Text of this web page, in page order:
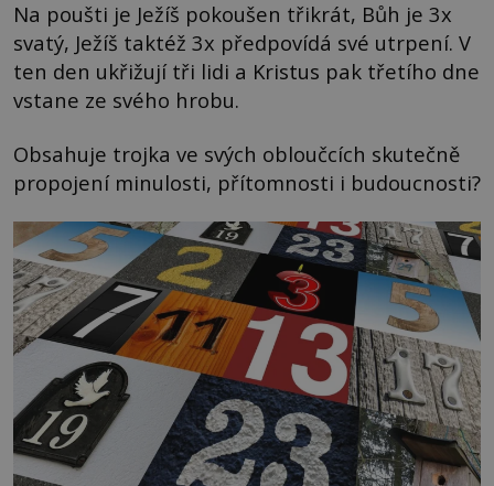
Na poušti je Ježíš pokoušen třikrát, Bůh je 3x
svatý, Ježíš taktéž 3x předpovídá své utrpení. V
ten den ukřižují tři lidi a Kristus pak třetího dne
vstane ze svého hrobu.
Obsahuje trojka ve svých obloučcích skutečně
propojení minulosti, přítomnosti i budoucnosti?